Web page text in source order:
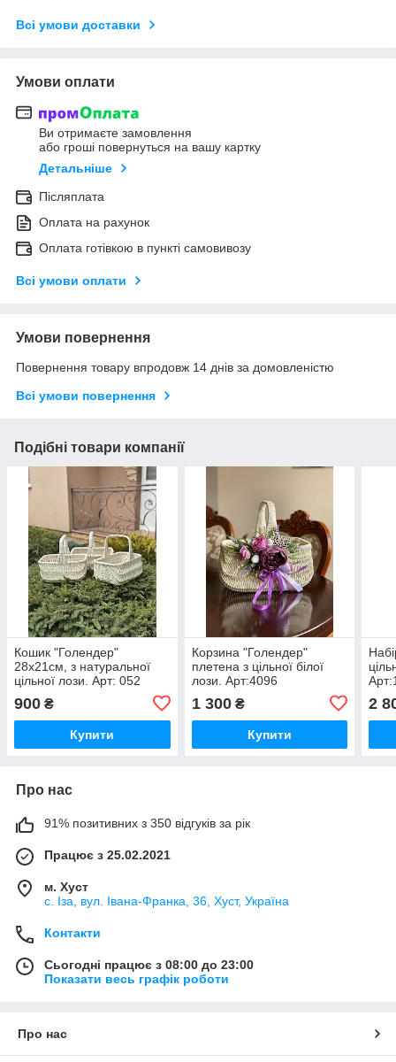
Всі умови доставки
Умови оплати
Ви отримаєте замовлення
або гроші повернуться на вашу картку
Детальніше
Післяплата
Оплата на рахунок
Оплата готівкою в пункті самовивозу
Всі умови оплати
Умови повернення
Повернення товару впродовж 14 днів за домовленістю
Всі умови повернення
Подібні товари компанії
Кошик "Голендер"
28х21см, з натуральної
цільної лози. Арт: 052
900 ₴
Купити
Корзина "Голендер"
плетена з цільної білої
лози. Арт:4096
1 300₴
Купити
2
Про нас
91% позитивних з 350 відгуків за рік
Працює з 25.02.2021
м. Хуст
с. Іза, вул. Івана-Франка, 36, Хуст, Україна
Контакти
Сьогодні працює з 08:00 до 23:00
Показати весь графік роботи
Про нас